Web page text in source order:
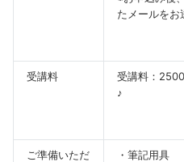
たメールをお
受講料
受講料：
♪
ご準備いただ
・筆記用具